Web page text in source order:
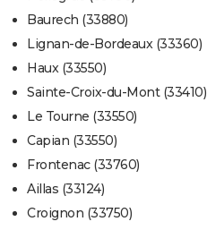
Baurech (33880)
Lignan-de-Bordeaux (33360)
Haux (33550)
Sainte-Croix-du-Mont (33410)
Le Tourne (33550)
Capian (33550)
Frontenac (33760)
Aillas (33124)
Croignon (33750)